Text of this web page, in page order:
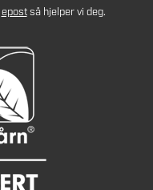
epostså hjelper vi deg.